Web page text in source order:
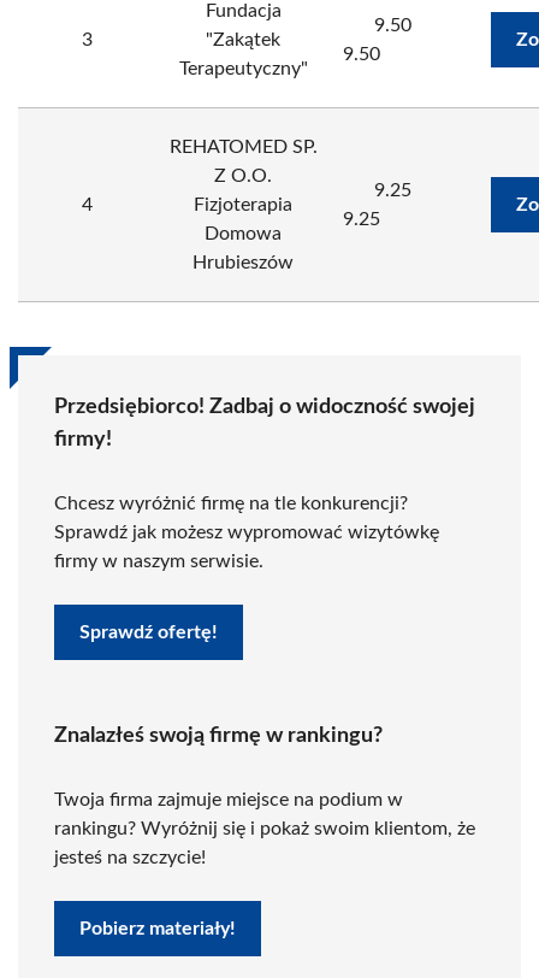
3
Fundacja
"Zakątek
Terapeutyczny"
9.50
9.50
4
REHATOMED SP.
Z O.O.
Fizjoterapia
Domowa
Hrubieszów
9.25
9.25
Przedsiębiorco! Zadbaj o widoczność swojej
firmy!
Chcesz wyróżnić firmę na tle konkurencji?
Sprawdź jak możesz wypromować wizytówkę
firmy w naszym serwisie.
Sprawdź ofertę!
Znalazłeś swoją firmę w rankingu?
Twoja firma zajmuje miejsce na podium w
rankingu? Wyróżnij się i pokaż swoim klientom, że
jesteś na szczycie!
Pobierz materiały!